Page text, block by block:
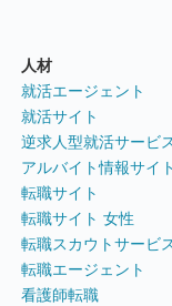
人材
就活エージェント
就活サイト
逆求人型就活サービ
アルバイト情報サイト
転職サイト
転職サイト 女性
転職スカウトサービ
転職エージェント
看護師転職